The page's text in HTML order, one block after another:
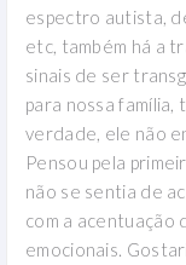
espectro autista,
etc, também há a
sinais de ser
para nossa família,
verdade, ele não
Pensou pela
não se sentia de
com a acentuação
emocionais.